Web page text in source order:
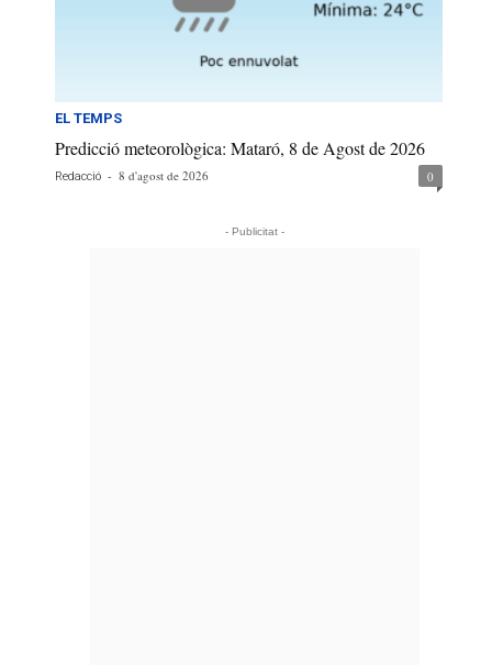
EL TEMPS
Predicció meteorològica: Mataró, 8 de Agost de 2026
Redacció - 8 d'agost de 2026 0
- Publicitat -